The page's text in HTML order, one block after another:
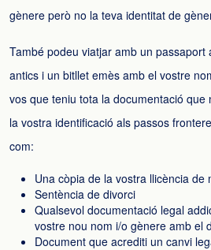
gènere però no la teva identitat de
També podeu viatjar amb un
antics i un bitllet emès amb el vostre
vos que teniu tota la documentació
la vostra identificació als passos
com:
Una còpia de la vostra llicència de
Sentència de divorci
Qualsevol documentació legal
vostre nou nom i/o gènere amb el
Document que acrediti un canvi